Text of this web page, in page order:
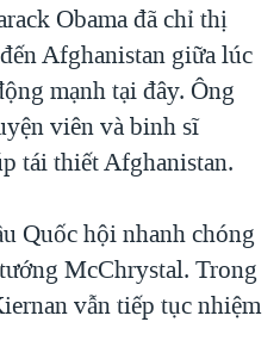
Obama đã chỉ thị
Afghanistan giữa lúc
mạnh tại đây. Ông
viên và binh sĩ
tái thiết Afghanistan.
Quốc hội nhanh chóng
McChrystal. Trong
vẫn tiếp tục nhiệm